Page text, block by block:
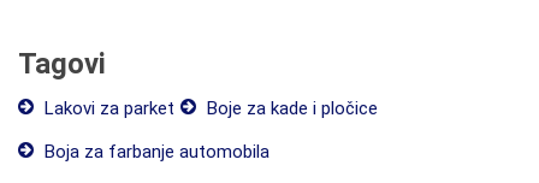
Tagovi
Lakovi za parket
Boje za kade i pločice
Boja za farbanje automobila